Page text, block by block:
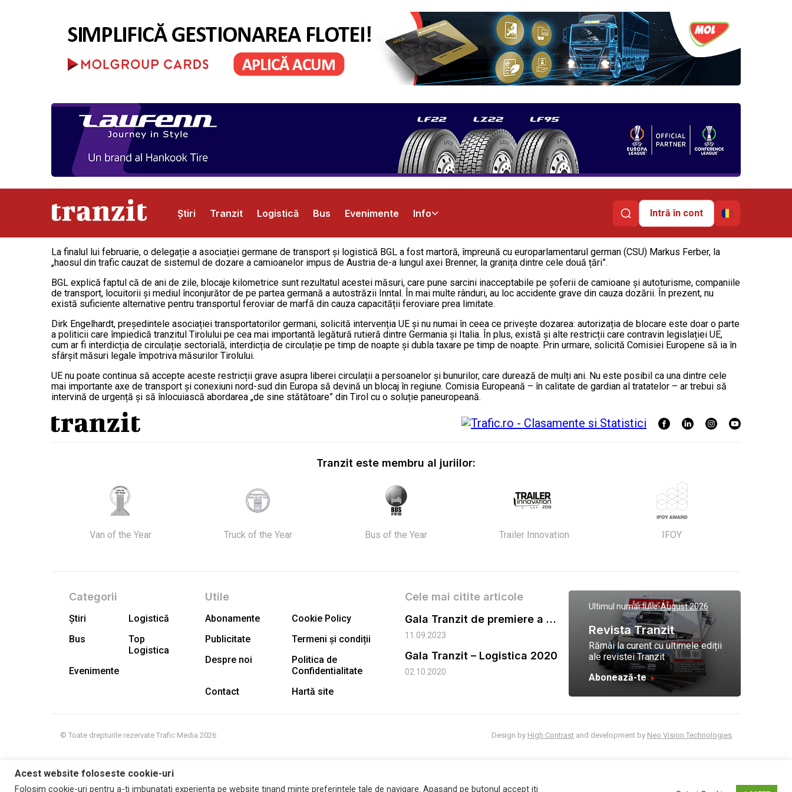
Știri Tranzit Logistică Bus Evenimente Info
Abonamente Publicitate Contact
Intră în cont
La finalul lui februarie, o delegație a asociației germane de transport și logistică BGL a fost martoră, împreună cu europarlamentarul german (CSU) Markus Ferber, la
„haosul din trafic cauzat de sistemul de dozare a camioanelor impus de Austria de-a lungul axei Brenner, la granița dintre cele două țări”.
BGL explică faptul că de ani de zile, blocaje kilometrice sunt rezultatul acestei măsuri, care pune sarcini inacceptabile pe șoferii de camioane și autoturisme, companiile
de transport, locuitorii și mediul înconjurător de pe partea germană a autostrăzii Inntal. În mai multe rânduri, au loc accidente grave din cauza dozării. În prezent, nu
există suficiente alternative pentru transportul feroviar de marfă din cauza capacității feroviare prea limitate.
Dirk Engelhardt, președintele asociației transportatorilor germani, solicită intervenția UE și nu numai în ceea ce privește dozarea: autorizația de blocare este doar o parte
a politicii care împiedică tranzitul Tirolului pe cea mai importantă legătură rutieră dintre Germania și Italia. În plus, există și alte restricții care contravin legislației UE,
cum ar fi interdicția de circulație sectorială, interdicția de circulație pe timp de noapte și dubla taxare pe timp de noapte. Prin urmare, solicită Comisiei Europene să ia în
sfârșit măsuri legale împotriva măsurilor Tirolului.
UE nu poate continua să accepte aceste restricții grave asupra liberei circulații a persoanelor și bunurilor, care durează de mulți ani. Nu este posibil ca una dintre cele
mai importante axe de transport și conexiuni nord-sud din Europa să devină un blocaj în regiune. Comisia Europeană – în calitate de gardian al tratatelor – ar trebui să
intervină de urgență și să înlocuiască abordarea „de sine stătătoare” din Tirol cu o soluție paneuropeană.
Tranzit este membru al juriilor:
Van of the Year Truck of the Year Bus of the Year Trailer Innovation IFOY
Categorii
Știri
Logistică
Bus
Top
Logistica
Evenimente
Utile
Abonamente
Cookie Policy
Publicitate
Termeni și condiții
Despre noi
Politica de
Confidentialitate
Contact
Hartă site
Cele mai citite articole
Gala Tranzit de premiere a celor mai eficienti operatori de transport marfa 2023
11.09.2023
Gala Tranzit – Logistica 2020
02.10.2020
Ultimul număr:Iulie-August 2026
Revista Tranzit
Rămâi la curent cu ultimele ediții
ale revistei Tranzit
Abonează-te
© Toate drepturile rezervate Trafic Media 2026 Design by High Contrast and development by Neo Vision Technologies
Acest website foloseste cookie-uri
Folosim cookie-uri pentru a-ti imbunatati experienta pe website tinand minte preferintele tale de navigare. Apasand pe butonul accept iti